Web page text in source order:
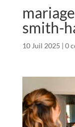
smith-
10 Juil 2025 | 0